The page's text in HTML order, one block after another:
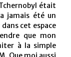
était
jamais été un
cet espace
que mon
à la simple